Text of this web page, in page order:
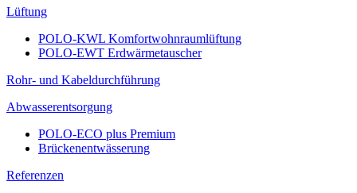
Lüftung
POLO-KWL Komfortwohnraumlüftung
POLO-EWT Erdwärmetauscher
Rohr- und Kabeldurchführung
Abwasserentsorgung
POLO-ECO plus Premium
Brückenentwässerung
Referenzen